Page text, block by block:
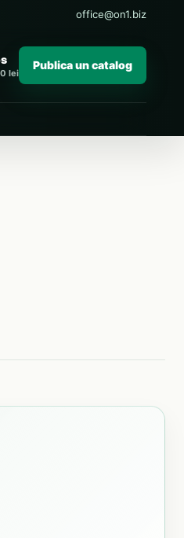
office@on1.biz
lei
Publica un catalog